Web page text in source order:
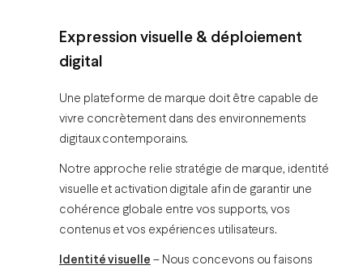
Expression visuelle & déploiement
digital
Une plateforme de marque doit être capable de
vivre concrètement dans des environnements
digitaux contemporains.
Notre approche relie stratégie de marque, identité
visuelle et activation digitale afin de garantir une
cohérence globale entre vos supports, vos
contenus et vos expériences utilisateurs.
Identité visuelle – Nous concevons ou faisons